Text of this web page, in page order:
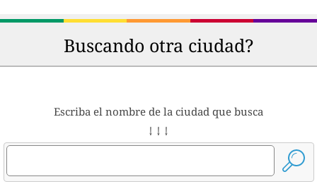
Buscando otra ciudad?
Escriba el nombre de la ciudad que busca
↓ ↓ ↓